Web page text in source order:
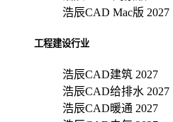
浩辰CAD Mac版 2027
工程建设行业
浩辰CAD建筑 2027
浩辰CAD给排水 2027
浩辰CAD暖通 2027